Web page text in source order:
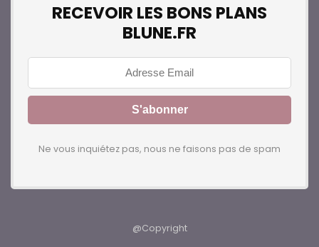
RECEVOIR LES BONS PLANS
BLUNE.FR
Ne vous inquiétez pas, nous ne faisons pas de spam
@Copyright